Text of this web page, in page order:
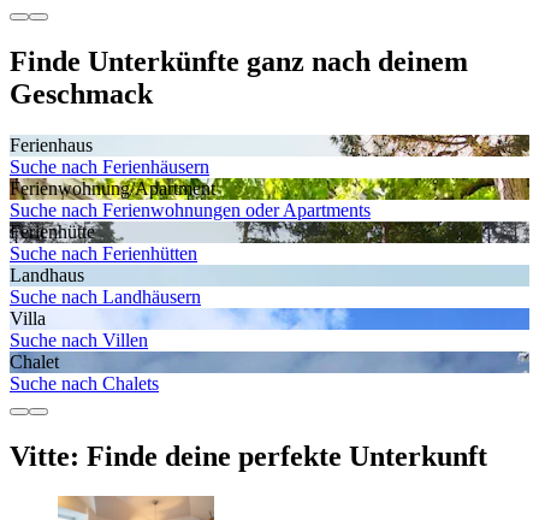
Finde Unterkünfte ganz nach deinem
Geschmack
Ferienhaus
Suche nach Ferienhäusern
Ferienwohnung/Apartment
Suche nach Ferienwohnungen oder Apartments
Ferienhütte
Suche nach Ferienhütten
Landhaus
Suche nach Landhäusern
Villa
Suche nach Villen
Chalet
Suche nach Chalets
Vitte: Finde deine perfekte Unterkunft